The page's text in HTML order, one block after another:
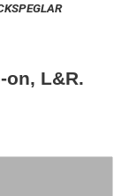
on, L&R.